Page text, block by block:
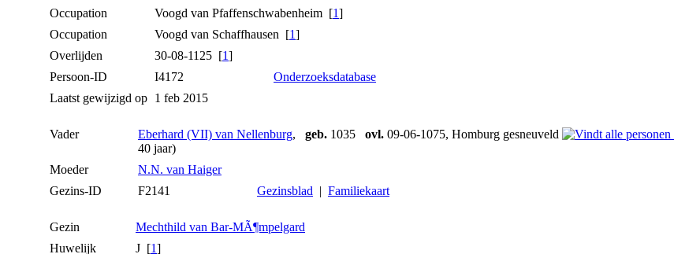
Occupation
Voogd van Pfaffenschwabenheim [1]
Occupation
Voogd van Schaffhausen [1]
Overlijden
30-08-1125 [1]
Persoon-ID
I4172
Onderzoeksdatabase
Laatst gewijzigd op 1 feb 2015
Vader Eberhard (VII) van Nellenburg, geb. 1035 ovl. 09-06-1075, Homburg gesneuveld
40 jaar)
Moeder
N.N. van Haiger
Gezins-ID
F2141 Gezinsblad | Familiekaart
Gezin
Mechthild van Bar-MÃ¶mpelgard
Huwelijk
J [1]